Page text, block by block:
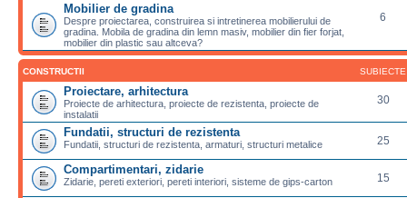
Mobilier de gradina
Despre proiectarea, construirea si intretinerea mobilierului de
gradina. Mobila de gradina din lemn masiv, mobilier din fier forjat,
mobilier din plastic sau altceva?
6
CONSTRUCTII SUBIECTE
Proiectare, arhitectura
Proiecte de arhitectura, proiecte de rezistenta, proiecte de
instalatii
30
Fundatii, structuri de rezistenta
Fundatii, structuri de rezistenta, armaturi, structuri metalice 25
Compartimentari, zidarie
Zidarie, pereti exteriori, pereti interiori, sisteme de gips-carton 15